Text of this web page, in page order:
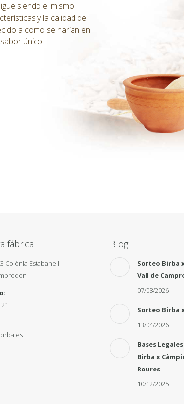
siendo el mismo
y la calidad de
a como se harían en
único.
fábrica
Colònia Estabanell
Blog
Sorteo Birba
Vall de
07/08/2026
Sorteo Birba
13/04/2026
Bases
Birba x
Roures
10/12/2025